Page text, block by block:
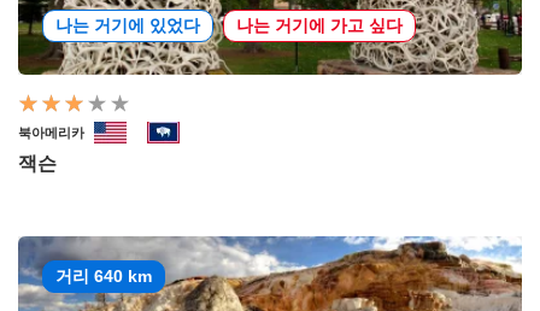
나는 거기에 있었다 나는 거기에 가고 싶다
북아메리카
잭슨
거리 640 km